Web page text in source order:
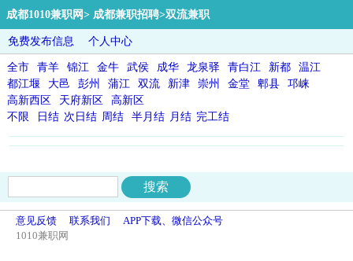
成都1010兼职网> 成都兼职招聘>双流兼职
免费发布信息 个人中心
全市 青羊 锦江 金牛 武侯 成华 龙泉驿 青白江 新都
温江
都江堰
大邑 彭州 蒲江 双流 新津 崇州 金堂 郫县
邛崃
高新西区
天府新区
高新区
不限
日结 次日结 周结 半月结 月结 完工结
意见反馈 联系我们
APP下载、微信公众号
1010兼职网